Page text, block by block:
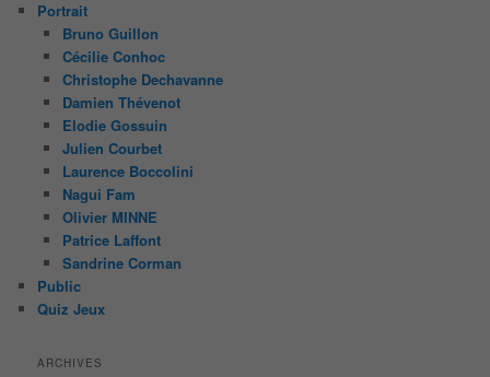
Portrait
Bruno Guillon
Cécilie Conhoc
Christophe Dechavanne
Damien Thévenot
Elodie Gossuin
Julien Courbet
Laurence Boccolini
Nagui Fam
Olivier MINNE
Patrice Laffont
Sandrine Corman
Public
Quiz Jeux
ARCHIVES